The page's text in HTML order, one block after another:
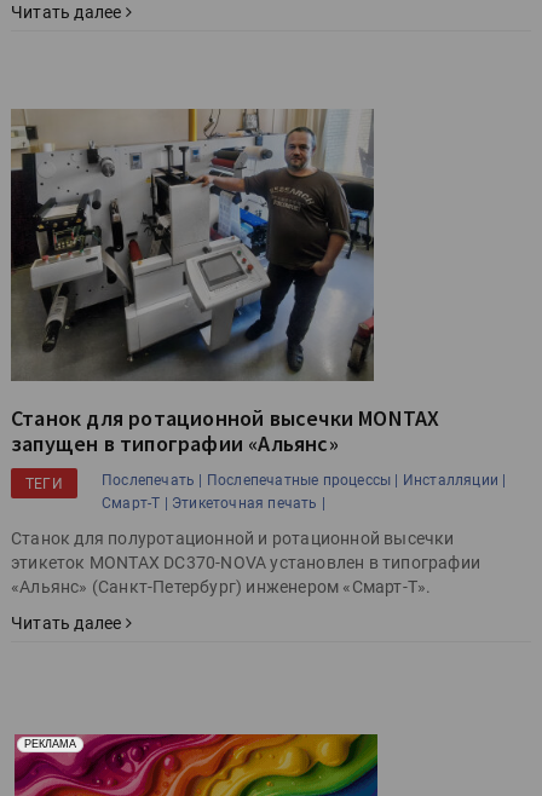
Читать далее
Станок для ротационной высечки MONTAX
запущен в типографии «Альянс»
ТЕГИ Послепечать | Послепечатные процессы | Инсталляции |
Смарт-Т | Этикеточная печать |
Станок для полуротационной и ротационной высечки
этикеток MONTAX DC370-NOVA установлен в типографии
«Альянс» (Санкт-Петербург) инженером «Смарт-Т».
Читать далее
РЕКЛАМА
Реклама. Рекламодатель ООО "Передовые Системы
Печати" erid: 2SDnjd2d4Qz